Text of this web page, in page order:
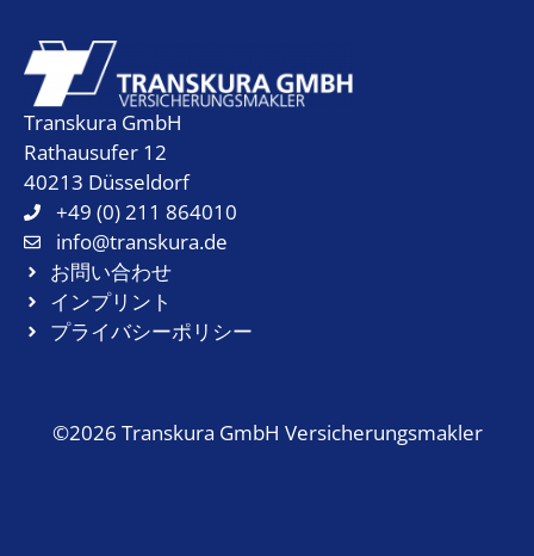
Transkura GmbH
Rathausufer 12
40213 Düsseldorf
+49 (0) 211 864010
info@transkura.de
お問い合わせ
インプリント
プライバシーポリシー
©2026 Transkura GmbH Versicherungsmakler